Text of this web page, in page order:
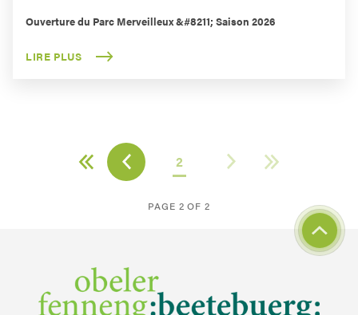
Ouverture du Parc Merveilleux &#8211; Saison 2026
LIRE PLUS
2
PAGE 2 OF 2